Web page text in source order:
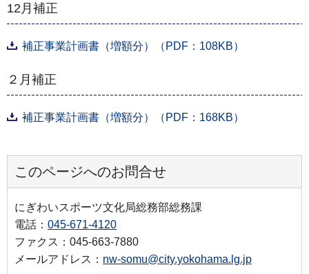
12月補正
補正事業計画書（増額分）（PDF：108KB）
２月補正
補正事業計画書（増額分）（PDF：168KB）
このページへのお問合せ
にぎわいスポーツ文化局総務部総務課
電話： 045-671-4120
ファクス：045-663-7880
メールアドレス： nw-somu@city.yokohama.lg.jp